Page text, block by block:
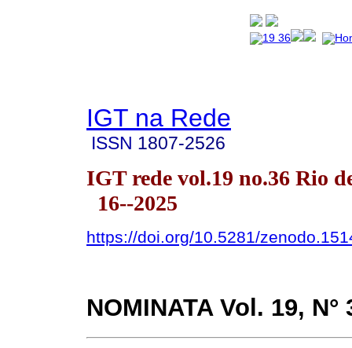
IGT na Rede
ISSN 1807-2526
IGT rede vol.19 no.36 Rio
16--2025
https://doi.org/10.5281/
NOMINATAVol. 19, N°